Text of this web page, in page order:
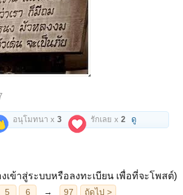
อนุโมทนา x3 รักเลย x2 ดู
เข้าสู่ระบบหรือลงทะเบียน เพื่อที่จะโพสต์)